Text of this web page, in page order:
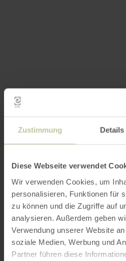
Zustimmung Details
Diese Webseite verwendet
Wir verwenden Cookies, um
personalisieren, Funktionen für
zu können und die Zugriffe auf
analysieren. Außerdem geben
Verwendung unserer Website
soziale Medien, Werbung und
Partner führen diese